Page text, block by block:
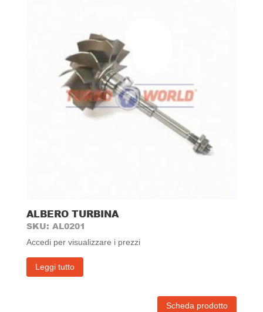
ALBERO TURBINA
SKU: AL0201
Accedi per visualizzare i prezzi
Scheda prodotto
Leggi tutto